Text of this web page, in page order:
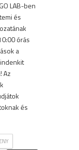
LAB-ben
és
órás
a
Az
és